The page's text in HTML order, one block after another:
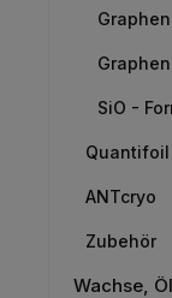
SiO -
Quantifoil
ANTcryo
Zubehör
Wachse,